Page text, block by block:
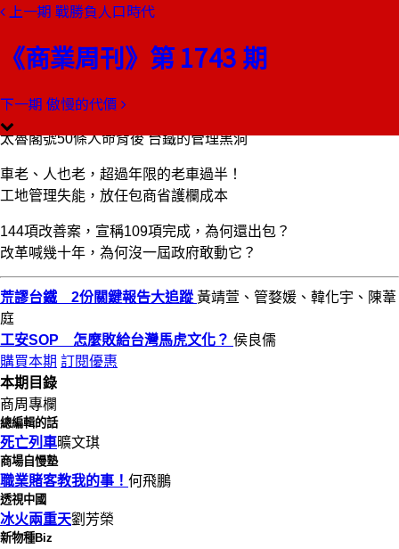
上一期 戰勝負人口時代
《商業周刊》第 1743 期
下一期 傲慢的代價
本期目錄
荒謬台鐵 2份關鍵報告大追蹤
太魯閣號50條人命背後 台鐵的管理黑洞
車老、人也老，超過年限的老車過半！
工地管理失能，放任包商省護欄成本
144項改善案，宣稱109項完成，為何還出包？
改革喊幾十年，為何沒一屆政府敢動它？
荒謬台鐵 2份關鍵報告大追蹤 黃靖萱、管婺媛、韓化宇、陳葦
庭
工安SOP 怎麼敗給台灣馬虎文化？ 侯良儒
購買本期 訂閱優惠
本期目錄
商周專欄
總編輯的話
死亡列車曠文琪
商場自慢塾
職業賭客教我的事！ 何飛鵬
透視中國
冰火兩重天劉芳榮
新物種Biz